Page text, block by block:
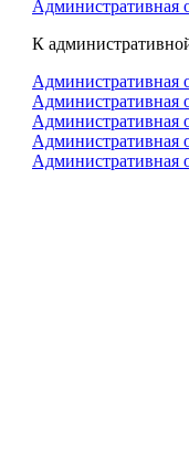
Административная
К
Административная
Административная
Административная
Административная
Административная